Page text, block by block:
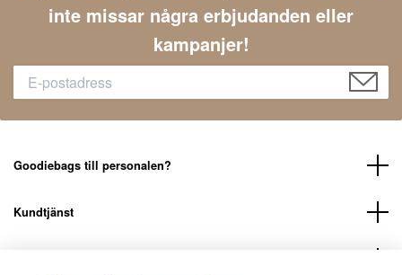
inte missar några erbjudanden eller
kampanjer!
Goodiebags till personalen?
Kundtjänst